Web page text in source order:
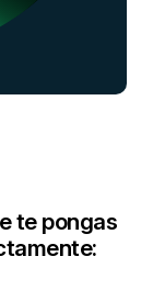
te pongas